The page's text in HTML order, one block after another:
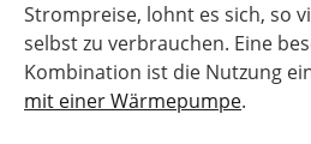
Strompreise, lohnt es sich, so
selbst zu verbrauchen. Eine
Kombination ist die Nutzung
mit einer Wärmepumpe.